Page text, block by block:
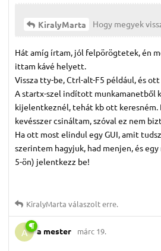
KiralyMarta Hogy megyek
Hát amíg írtam, jól felpörögtetek, én
ittam kávé helyett.
Vissza tty-be, Ctrl-alt-F5 például, és
A startx-szel indított munkamanetből
kijelentkeznél, tehát kb ott keresném.
kevésszer csináltam, szóval ez nem
Ha ott most elindul egy GUI, amit
szerintem hagyjuk, had menjen, és
5-ön) jelentkezz be!
KiralyMarta válaszolt erre.
A a mester márc 19.